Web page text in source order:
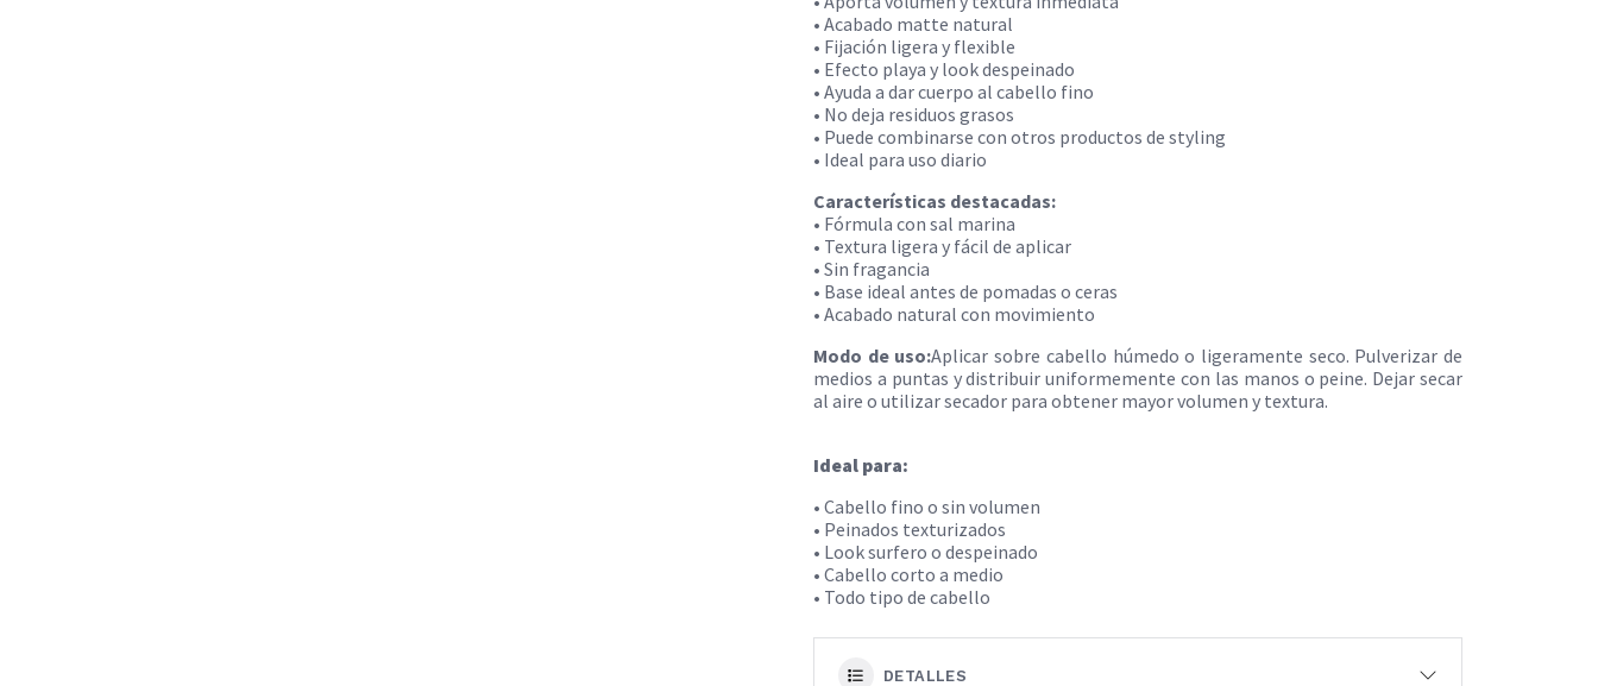
• Acabado matte natural
• Fijación ligera y flexible
• Efecto playa y look despeinado
• Ayuda a dar cuerpo al cabello fino
• No deja residuos grasos
• Puede combinarse con otros productos de styling
• Ideal para uso diario
Características destacadas:
• Fórmula con sal marina
• Textura ligera y fácil de aplicar
• Sin fragancia
• Base ideal antes de pomadas o ceras
• Acabado natural con movimiento
Modo de uso:Aplicar sobre cabello húmedo o ligeramente seco. Pulverizar de
medios a puntas y distribuir uniformemente con las manos o peine. Dejar secar
al aire o utilizar secador para obtener mayor volumen y textura.
Ideal para:
• Cabello fino o sin volumen
• Peinados texturizados
• Look surfero o despeinado
• Cabello corto a medio
• Todo tipo de cabello
DETALLES